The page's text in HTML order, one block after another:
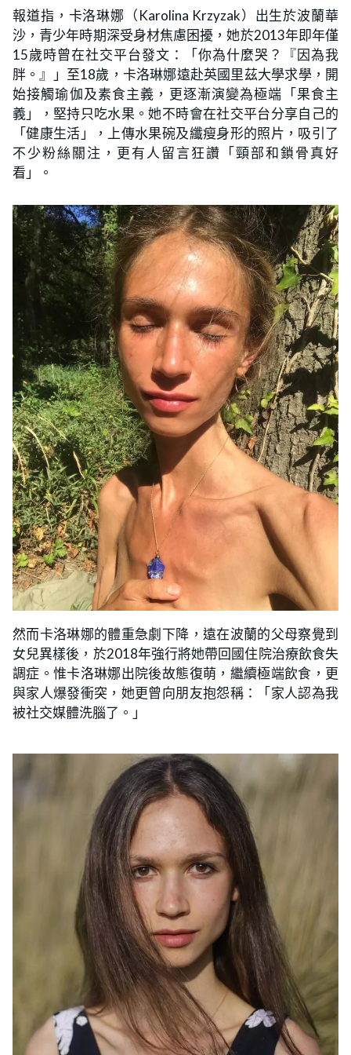
報道指，卡洛琳娜（Karolina Krzyzak）出生於波蘭華
沙，青少年時期深受身材焦慮困擾，她於2013年即年僅
15歲時曾在社交平台發文：「你為什麼哭？『因為我
胖。』」至18歲，卡洛琳娜遠赴英國里茲大學求學，開
始接觸瑜伽及素食主義，更逐漸演變為極端「果食主
義」，堅持只吃水果。她不時會在社交平台分享自己的
「健康生活」，上傳水果碗及纖瘦身形的照片，吸引了
不少粉絲關注，更有人留言狂讚「頸部和鎖骨真好
看」。
然而卡洛琳娜的體重急劇下降，遠在波蘭的父母察覺到
女兒異樣後，於2018年強行將她帶回國住院治療飲食失
調症。惟卡洛琳娜出院後故態復萌，繼續極端飲食，更
與家人爆發衝突，她更曾向朋友抱怨稱：「家人認為我
被社交媒體洗腦了。」